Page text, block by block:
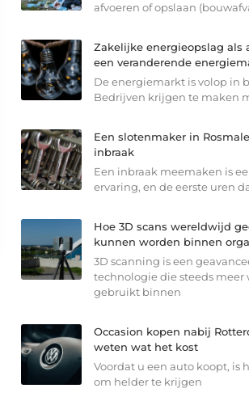
afvoeren of opslaan
Zakelijke energieopslag als
een veranderende
De energiemarkt is volop in
Bedrijven krijgen te maken
Een slotenmaker in
inbraak
Een inbraak meemaken is
ervaring, en de eerste uren
Hoe 3D scans wereldwijd
kunnen worden binnen
3D scanning is een
technologie die steeds meer
gebruikt binnen
Occasion kopen nabij
weten wat het kost
Voordat u een auto koopt, is
om helder te krijgen